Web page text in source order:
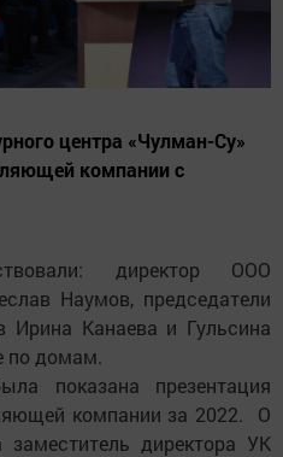
центра «Чулман-Су»
компании с
директор ООО
Наумов, председатели
Канаева и Гульсина
по домам.
показана презентация
компании за 2022. О
заместитель директора УК